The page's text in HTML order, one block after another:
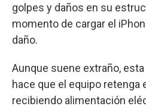
golpes y daños en su
momento de cargar el
daño.
Aunque suene extraño,
hace que el equipo retenga
recibiendo alimentación